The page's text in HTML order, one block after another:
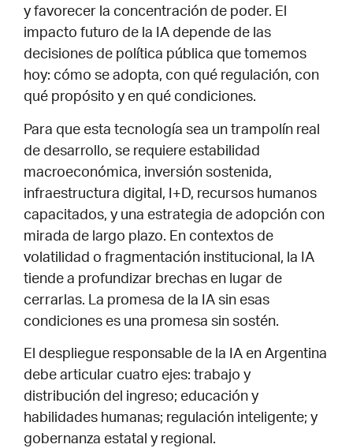
y favorecer la concentración de poder. El
impacto futuro de la IA depende de las
decisiones de política pública que tomemos
hoy: cómo se adopta, con qué regulación, con
qué propósito y en qué condiciones.
Para que esta tecnología sea un trampolín real
de desarrollo, se requiere estabilidad
macroeconómica, inversión sostenida,
infraestructura digital, I+D, recursos humanos
capacitados, y una estrategia de adopción con
mirada de largo plazo. En contextos de
volatilidad o fragmentación institucional, la IA
tiende a profundizar brechas en lugar de
cerrarlas. La promesa de la IA sin esas
condiciones es una promesa sin sostén.
El despliegue responsable de la IA en Argentina
debe articular cuatro ejes: trabajo y
distribución del ingreso; educación y
habilidades humanas; regulación inteligente; y
gobernanza estatal y regional.